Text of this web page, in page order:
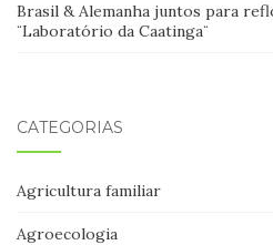
Brasil & Alemanha juntos para
¨Laboratório da Caatinga¨
CATEGORIAS
Agricultura familiar
Agroecologia